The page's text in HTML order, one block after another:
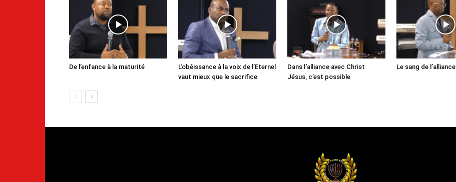
De l’enfance à la maturité
L‘obéissance à la voix de l’Eternel
vaut mieux que le sacrifice
Dans l‘alliance avec Christ
Jésus, c’est possible
Le sang de l’alliance